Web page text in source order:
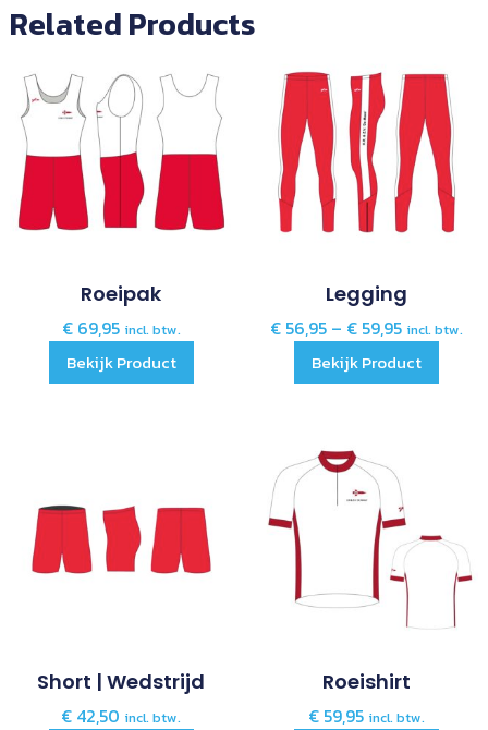
Related Products
Roeipak
€69,95 incl. btw.
Bekijk Product
Legging
€ 56,95 – € 59,95 incl. btw.
Bekijk Product
Short | Wedstrijd
€ 42,50 incl. btw.
Roeishirt
€ 59,95 incl. btw.